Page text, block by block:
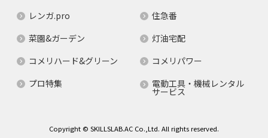
レンガ.pro
住急番
菜園&ガーデン
灯油宅配
コメリハード&グリーン
コメリパワー
プロ特集
電動工具・機械レンタル
サービス
Copyright © SKILLSLAB.AC Co.,Ltd. All rights reserved.